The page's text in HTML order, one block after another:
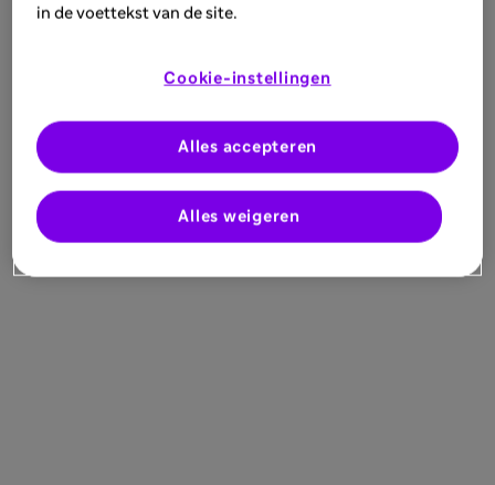
in de voettekst van de site.
Cookie-instellingen
Alles weigeren
Alles accepteren